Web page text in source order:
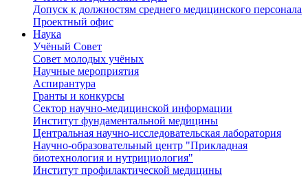
Допуск к должностям среднего медицинского персонала
Проектный офис
Наука
Учёный Cовет
Совет молодых учёных
Научные мероприятия
Аспирантура
Гранты и конкурсы
Сектор научно-медицинской информации
Институт фундаментальной медицины
Центральная научно-исследовательская лаборатория
Научно-образовательный центр "Прикладная
биотехнология и нутрициология"
Институт профилактической медицины